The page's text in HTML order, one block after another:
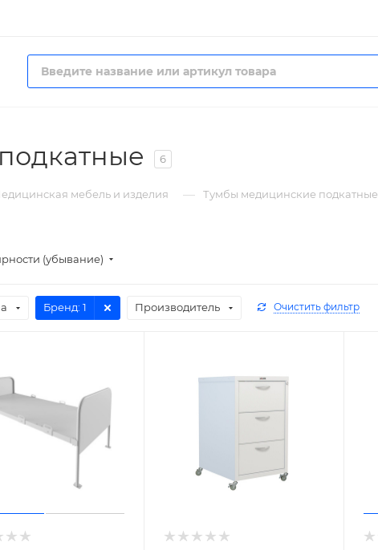
6
мебель и изделия — Тумбы медицинские подкатные
(убывание)
Бренд: 1 Производитель Очистить фильтр